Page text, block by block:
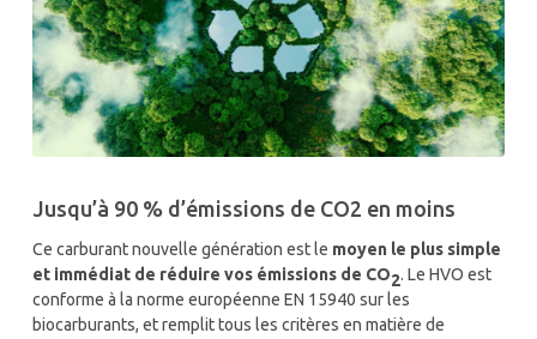
Jusqu’à 90 % d’émissions de CO2 en moins
Ce carburant nouvelle génération est le moyen le plus simple
et immédiat de réduire vos émissions de CO2. Le HVO est
conforme à la norme européenne EN 15940 sur les
biocarburants, et remplit tous les critères en matière de